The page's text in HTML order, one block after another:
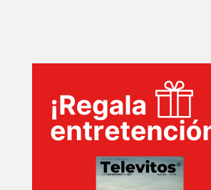
PELICULAS
SERIES